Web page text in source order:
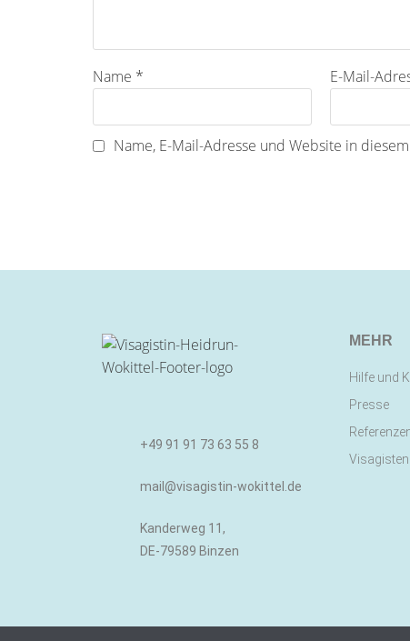
Name * E-Mail-
Name, E-Mail-Adresse und Website in
+49 91 91 73 63 55 8
mail@visagistin-wokittel.de
Kanderweg 11,
DE-79589 Binzen
MEHR
Hilfe und
Presse